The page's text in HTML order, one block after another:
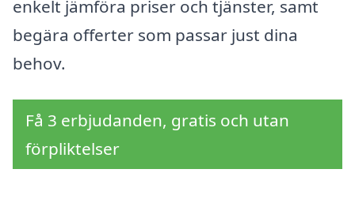
enkelt jämföra priser och tjänster, samt
begära offerter som passar just dina
behov.
Få 3 erbjudanden, gratis och utan
förpliktelser